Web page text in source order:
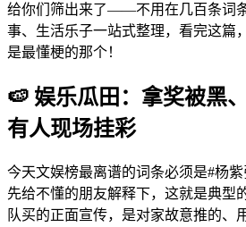
给你们筛出来了——不用在几百条词
事、生活乐子一站式整理，看完这篇
是最懂梗的那个！
🍉 娱乐瓜田：拿奖被黑
有人现场挂彩
今天文娱榜最离谱的词条必须是#杨
先给不懂的朋友解释下，这就是典型
队买的正面宣传，是对家故意推的、